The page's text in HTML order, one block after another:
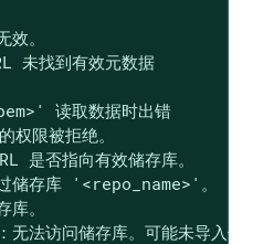
。
未找到有效元数据
读取数据时出错
限被拒绝。
是否指向有效储存库。
储存库 '<repo_name>'。
。
法访问储存库。可能未导入储